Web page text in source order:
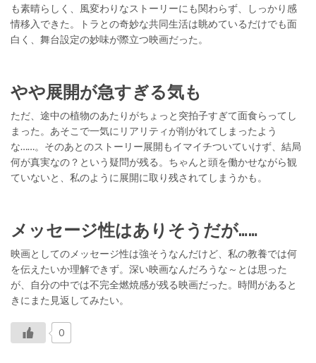
も素晴らしく、風変わりなストーリーにも関わらず、しっかり感
情移入できた。トラとの奇妙な共同生活は眺めているだけでも面
白く、舞台設定の妙味が際立つ映画だった。
やや展開が急すぎる気も
ただ、途中の植物のあたりがちょっと突拍子すぎて面食らってし
まった。あそこで一気にリアリティが削がれてしまったよう
な……。そのあとのストーリー展開もイマイチついていけず、結局
何が真実なの？という疑問が残る。ちゃんと頭を働かせながら観
ていないと、私のように展開に取り残されてしまうかも。
メッセージ性はありそうだが……
映画としてのメッセージ性は強そうなんだけど、私の教養では何
を伝えたいか理解できず。深い映画なんだろうな～とは思った
が、自分の中では不完全燃焼感が残る映画だった。時間があると
きにまた見返してみたい。
0